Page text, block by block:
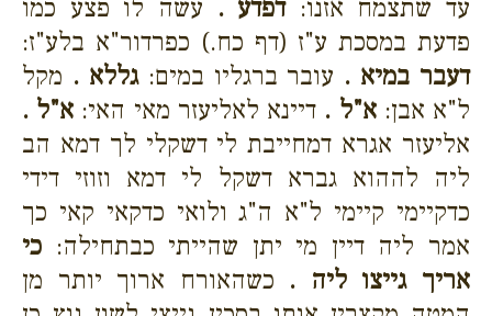
עד שתצמח אזנו:דפדע . עשה לו פצע כמו
פדעת במסכת ע"ז (דף כח.) כפרדור"א בלע"ז:
דעבר במיא . עובר ברגליו במים:גללא . מקל
ל"א אבן:א"ל . דיינא לאליעזר מאי האי: א"ל .
אליעזר אגרא דמחייבת לי דשקלי לך דמא הב
ליה לההוא גברא דשקל לי דמא וזוזי דידי
כדקיימי קיימי ל"א ה"ג ולואי כדקאי קאי כך
אמר ליה דיין מי יתן שהייתי כבתחילה: כי
אריך גייצו ליה . כשהאורח ארוך יותר מן